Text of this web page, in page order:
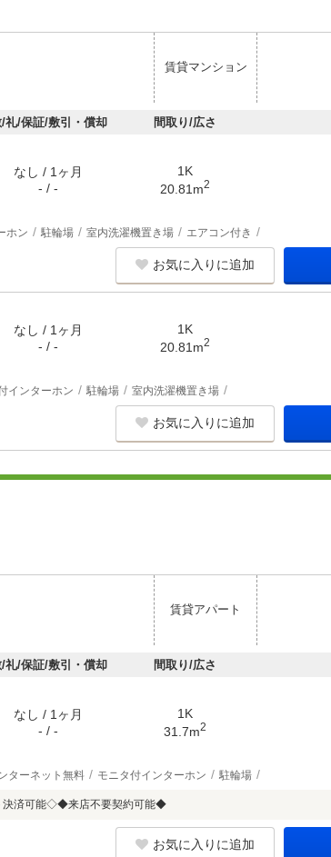
賃貸マンション
礼/保証/敷引・償却 間取り/広さ
なし / 1ヶ月
- / -
1K
20.81m2
ホン 駐輪場 室内洗濯機置き場 エアコン付き
お気に入りに追加
なし / 1ヶ月
- / -
1K
20.81m2
インターホン 駐輪場 室内洗濯機置き場
お気に入りに追加
賃貸アパート
礼/保証/敷引・償却 間取り/広さ
なし / 1ヶ月
- / -
1K
31.7m2
ターネット無料 モニタ付インターホン 駐輪場
決済可能◇◆来店不要契約可能◆
お気に入りに追加